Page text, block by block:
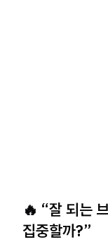
🔥 “잘 되는
집중할까?”